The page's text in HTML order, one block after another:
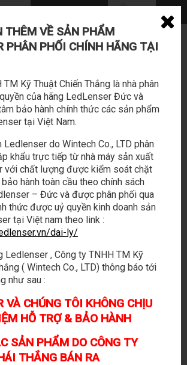
114 888 - 028 22169588
PHẨM HOẠT ĐỘNG
P18R SIGNATURE
THÊM VỀ SẢN PHẨM
PHÂN PHỐI CHÍNH HÃNG TẠI
TM Kỹ Thuật Chiến Thắng là nhà phân
của hãng LedLenser Đức và
bảo hành chính thức các sản phẩm
tại Việt Nam.
Ledlenser do Wintech Co., LTD phân
khẩu trực tiếp từ nhà máy sản xuất
với chất lượng được kiểm soát chặt
hành toàn cầu theo chính sách
– Đức và được phân phối qua
thức được uỷ quyền kinh doanh sản
tại Việt nam theo link :
dai-ly/
Ledlenser , Công ty TNHH TM Kỹ
( Wintech Co., LTD) thông báo tới
như sau :
VÀ CHÚNG TÔI KHÔNG CHỊU
HỖ TRỢ & BẢO HÀNH
SẢN PHẨM DO CÔNG TY
THẮNG BÁN RA